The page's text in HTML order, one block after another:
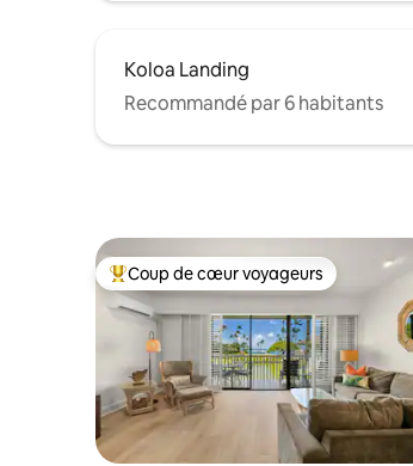
Koloa Landing
Recommandé par 6 habitants
Coups de cœur voyageurs les plus
Coup de cœur voyageurs